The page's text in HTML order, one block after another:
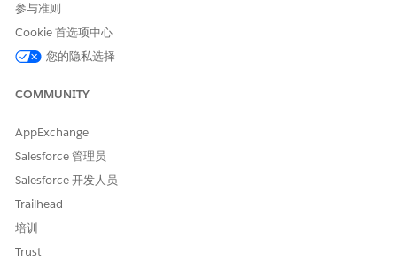
请与我们共享您的想法，以便我们进行改进！
参与准则
Cookie 首选项中心
您的隐私选择
COMMUNITY
AppExchange
Salesforce 管理员
Salesforce 开发人员
Trailhead
培训
Trust